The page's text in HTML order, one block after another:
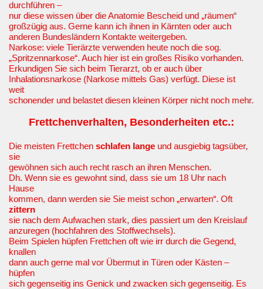
durchführen –
nur diese wissen über die Anatomie Bescheid und „räumen“
großzügig aus. Gerne kann ich ihnen in Kärnten oder auch
anderen Bundesländern Kontakte weitergeben.
Narkose: viele Tierärzte verwenden heute noch die sog.
„Spritzennarkose“. Auch hier ist ein großes Risiko vorhanden.
Erkundigen Sie sich beim Tierarzt, ob er auch über
Inhalationsnarkose (Narkose mittels Gas) verfügt. Diese ist
weit
schonender und belastet diesen kleinen Körper nicht noch mehr.
Frettchenverhalten, Besonderheiten etc.:
Die meisten Frettchen schlafen lange und ausgiebig tagsüber,
sie
gewöhnen sich auch recht rasch an ihren Menschen.
Dh. Wenn sie es gewohnt sind, dass sie um 18 Uhr nach
Hause
kommen, dann werden sie Sie meist schon „erwarten“. Oft
zittern
sie nach dem Aufwachen stark, dies passiert um den Kreislauf
anzuregen (hochfahren des Stoffwechsels).
Beim Spielen hüpfen Frettchen oft wie irr durch die Gegend,
knallen
dann auch gerne mal vor Übermut in Türen oder Kästen –
hüpfen
sich gegenseitig ins Genick und zwacken sich gegenseitig. Es